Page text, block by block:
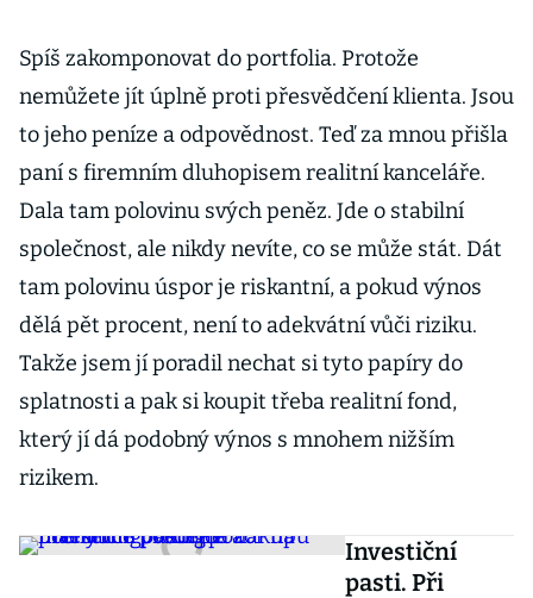
Spíš zakomponovat do portfolia. Protože
nemůžete jít úplně proti přesvědčení klienta. Jsou
to jeho peníze a odpovědnost. Teď za mnou přišla
paní s firemním dluhopisem realitní kanceláře.
Dala tam polovinu svých peněz. Jde o stabilní
společnost, ale nikdy nevíte, co se může stát. Dát
tam polovinu úspor je riskantní, a pokud výnos
dělá pět procent, není to adekvátní vůči riziku.
Takže jsem jí poradil nechat si tyto papíry do
splatnosti a pak si koupit třeba realitní fond,
který jí dá podobný výnos s mnohem nižším
rizikem.
Investiční
pasti. Při